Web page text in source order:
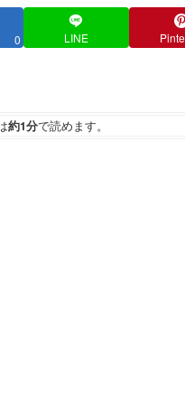
0 LINE
約1分で読めます。